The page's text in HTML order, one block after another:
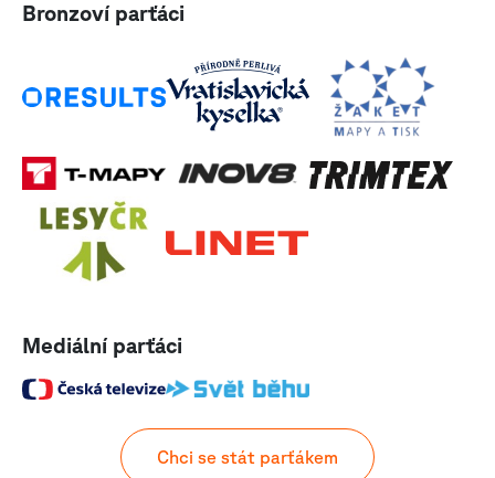
Bronzoví parťáci
Mediální parťáci
Chci se stát parťákem